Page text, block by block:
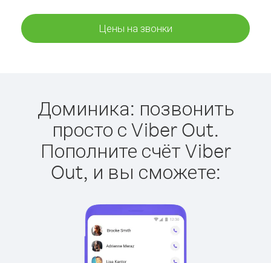
Цены на звонки
Доминика: позвонить
просто с Viber Out.
Пополните счёт Viber
Out, и вы сможете: